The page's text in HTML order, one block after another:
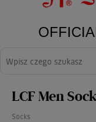
LCF Men
Socks